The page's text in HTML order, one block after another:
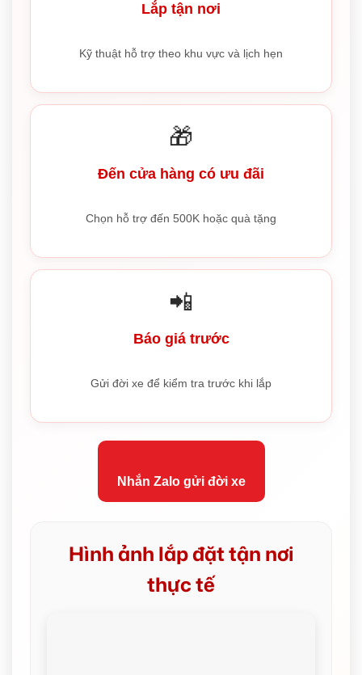
Lắp tận nơi
Kỹ thuật hỗ trợ theo khu vực và lịch hẹn
🎁
Đến cửa hàng có ưu đãi
Chọn hỗ trợ đến 500K hoặc quà tặng
📲
Báo giá trước
Gửi đời xe để kiểm tra trước khi lắp
Nhắn Zalo gửi đời xe
Hình ảnh lắp đặt tận nơi
thực tế